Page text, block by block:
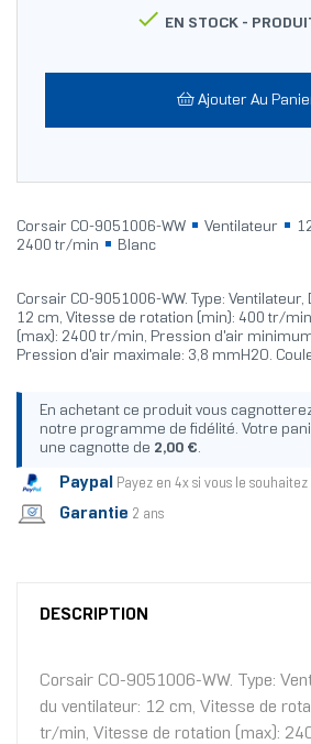
 EN STOCK -
Ajouter Au
Corsair CO-9051006-WW Ventilateur
2400 tr/min
Blanc
Corsair CO-9051006-WW. Type:
12 cm, Vitesse de rotation (min): 400 tr/
(max): 2400 tr/min, Pression d'air
Pression d'air maximale: 3,8 mmH2O.
En achetant ce produit vous
notre programme de fidélité. Votre
une cagnotte de 2,00 €.
Paypal Payez en 4x si vous le souhaitez
Garantie 2 ans
DESCRIPTION
Corsair CO-9051006-WW. Type:
du ventilateur: 12 cm, Vitesse de
tr/min, Vitesse de rotation (max):